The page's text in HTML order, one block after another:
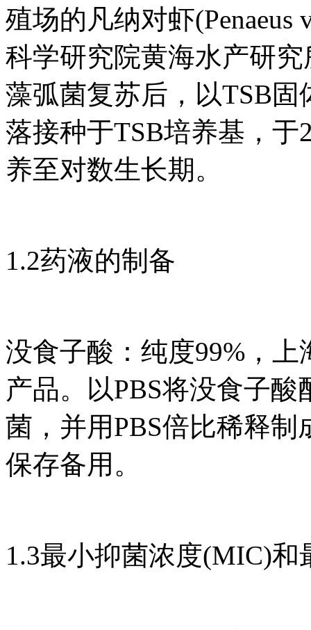
殖场的凡纳对虾(Penaeus
科学研究院黄海水产研
藻弧菌复苏后，以TSB
落接种于TSB培养基，
养至对数生长期。
1.2药液的制备
没食子酸：纯度99%，
产品。以PBS将没食子
菌，并用PBS倍比稀释
保存备用。
1.3最小抑菌浓度(MIC)